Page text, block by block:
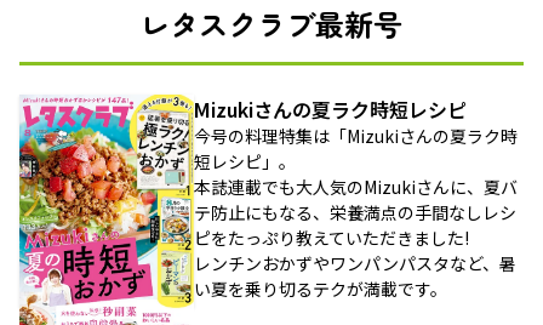
レタスクラブ最新号
Mizukiさんの夏ラク時短レシピ
今号の料理特集は「Mizukiさんの夏ラク時
短レシピ」。
本誌連載でも大人気のMizukiさんに、夏バ
テ防止にもなる、栄養満点の手間なしレシ
ピをたっぷり教えていただきました!
レンチンおかずやワンパンパスタなど、暑
い夏を乗り切るテクが満載です。